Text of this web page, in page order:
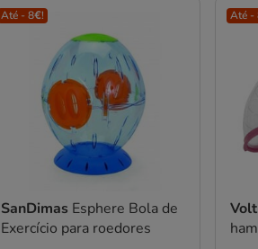
Até - 8€!
SanDimas Esphere Bola de
Exercício para roedores
Até -